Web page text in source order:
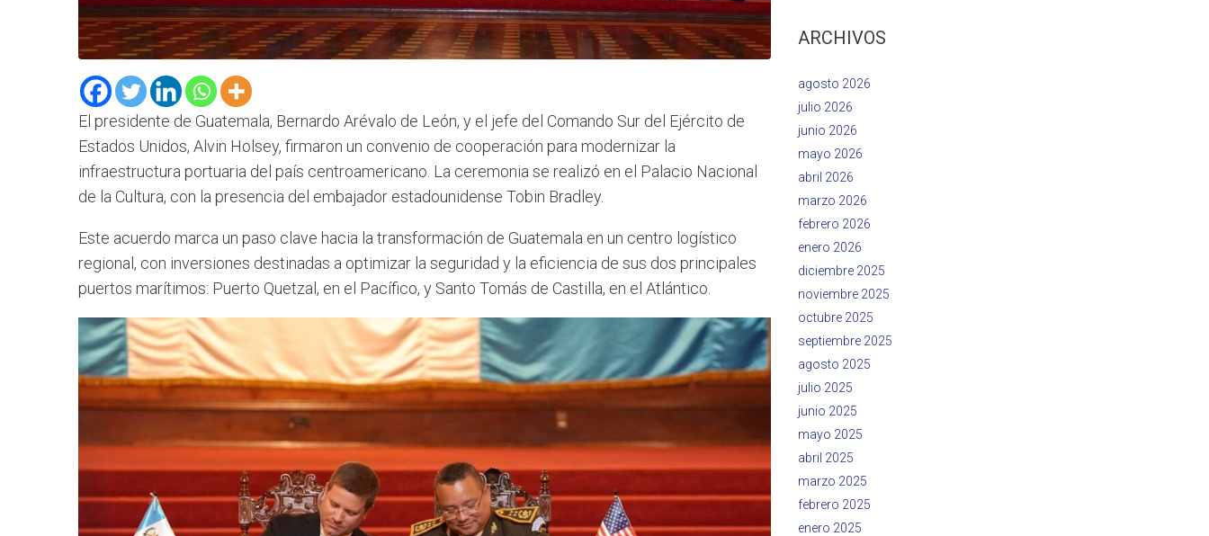
El presidente de Guatemala, Bernardo Arévalo de León, y el jefe del Comando Sur del Ejército de
Estados Unidos, Alvin Holsey, firmaron un convenio de cooperación para modernizar la
infraestructura portuaria del país centroamericano. La ceremonia se realizó en el Palacio Nacional
de la Cultura, con la presencia del embajador estadounidense Tobin Bradley.
Este acuerdo marca un paso clave hacia la transformación de Guatemala en un centro logístico
regional, con inversiones destinadas a optimizar la seguridad y la eficiencia de sus dos principales
puertos marítimos: Puerto Quetzal, en el Pacífico, y Santo Tomás de Castilla, en el Atlántico.
ARCHIVOS
agosto 2026
julio 2026
junio 2026
mayo 2026
abril 2026
marzo 2026
febrero 2026
enero 2026
diciembre 2025
noviembre 2025
octubre 2025
septiembre 2025
agosto 2025
julio 2025
junio 2025
mayo 2025
abril 2025
marzo 2025
febrero 2025
enero 2025